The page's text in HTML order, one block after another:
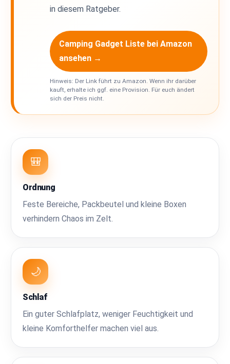
in diesem Ratgeber.
Camping Gadget Liste bei Amazon
ansehen →
Hinweis: Der Link führt zu Amazon. Wenn ihr darüber
kauft, erhalte ich ggf. eine Provision. Für euch ändert
sich der Preis nicht.
🎒
Ordnung
Feste Bereiche, Packbeutel und kleine Boxen
verhindern Chaos im Zelt.
🌙
Schlaf
Ein guter Schlafplatz, weniger Feuchtigkeit und
kleine Komforthelfer machen viel aus.